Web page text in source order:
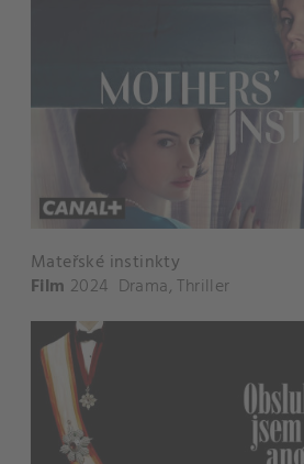
Mateřské instinkty
Film 2024 Drama,Thriller